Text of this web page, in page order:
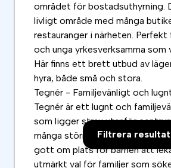
Filtrera resultat
området för bostadsuthyrning.
livligt område med många
restauranger i närheten.
och unga yrkesverksamma som
Här finns ett brett utbud av
hyra, både små och stora.
Tegnér - Familjevänligt och
Tegnér är ett lugnt och
som ligger strax utanför
många större bostäder med
gott om plats för barnen att
utmärkt val för familjer som